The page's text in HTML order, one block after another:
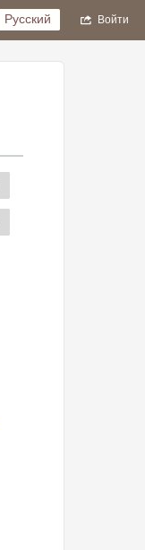
Русский Войти